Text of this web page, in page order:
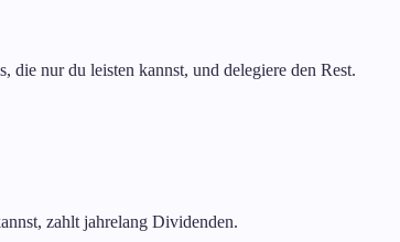
die nur du leisten kannst, und delegiere den Rest.
zahlt jahrelang Dividenden.